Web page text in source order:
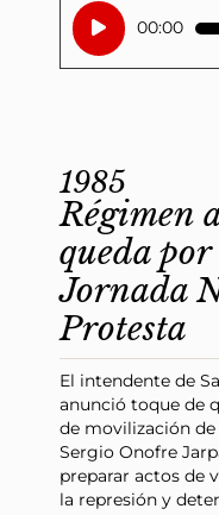
Reproductor
de
audio
00:00
1985
Régimen
queda
Jornada
Protesta
El intendente de
anunció toque de
de movilización
Sergio Onofre
preparar actos de
la represión y